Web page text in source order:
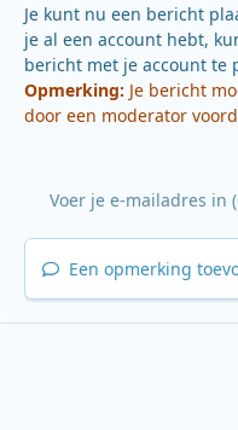
Je kunt nu een bericht
je al een account hebt,
bericht met je account te
Opmerking: Je bericht
door een moderator
Een opmerking